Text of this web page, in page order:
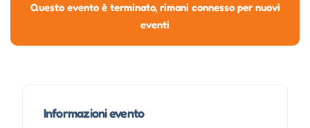
Questo evento è terminato, rimani connesso per nuovi
eventi
Informazioni evento